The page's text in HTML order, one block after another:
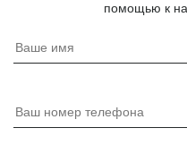
помощью к